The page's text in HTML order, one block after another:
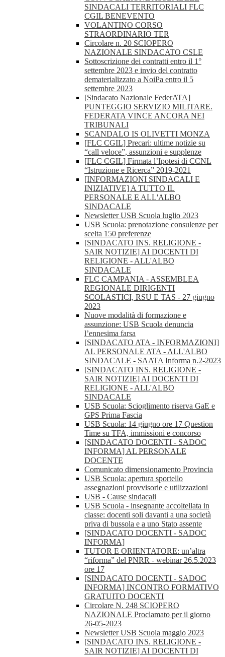
SINDACALI TERRITORIALI FLC
CGIL BENEVENTO
VOLANTINO CORSO
STRAORDINARIO TER
Circolare n. 20 SCIOPERO
NAZIONALE SINDACATO CSLE
Sottoscrizione dei contratti entro il 1°
settembre 2023 e invio del contratto
dematerializzato a NoiPa entro il 5
settembre 2023
[Sindacato Nazionale FederATA]
PUNTEGGIO SERVIZIO MILITARE.
FEDERATA VINCE ANCORA NEI
TRIBUNALI
SCANDALO IS OLIVETTI MONZA
[FLC CGIL] Precari: ultime notizie su
“call veloce”, assunzioni e supplenze
[FLC CGIL] Firmata l’Ipotesi di CCNL
“Istruzione e Ricerca” 2019-2021
[INFORMAZIONI SINDACALI E
INIZIATIVE] A TUTTO IL
PERSONALE E ALL'ALBO
SINDACALE
Newsletter USB Scuola luglio 2023
USB Scuola: prenotazione consulenze per
scelta 150 preferenze
[SINDACATO INS. RELIGIONE -
SAIR NOTIZIE] AI DOCENTI DI
RELIGIONE - ALL'ALBO
SINDACALE
FLC CAMPANIA - ASSEMBLEA
REGIONALE DIRIGENTI
SCOLASTICI, RSU E TAS - 27 giugno
2023
Nuove modalità di formazione e
assunzione: USB Scuola denuncia
l’ennesima farsa
[SINDACATO ATA - INFORMAZIONI]
AL PERSONALE ATA - ALL'ALBO
SINDACALE - SAATA Informa n.2-2023
[SINDACATO INS. RELIGIONE -
SAIR NOTIZIE] AI DOCENTI DI
RELIGIONE - ALL'ALBO
SINDACALE
USB Scuola: Scioglimento riserva GaE e
GPS Prima Fascia
USB Scuola: 14 giugno ore 17 Question
Time su TFA, immissioni e concorso
[SINDACATO DOCENTI - SADOC
INFORMA] AL PERSONALE
DOCENTE
Comunicato dimensionamento Provincia
USB Scuola: apertura sportello
assegnazioni provvisorie e utilizzazioni
USB - Cause sindacali
USB Scuola - insegnante accoltellata in
classe: docenti soli davanti a una società
priva di bussola e a uno Stato assente
[SINDACATO DOCENTI - SADOC
INFORMA]
TUTOR E ORIENTATORE: un’altra
“riforma” del PNRR - webinar 26.5.2023
ore 17
[SINDACATO DOCENTI - SADOC
INFORMA] INCONTRO FORMATIVO
GRATUITO DOCENTI
Circolare N. 248 SCIOPERO
NAZIONALE Proclamato per il giorno
26-05-2023
Newsletter USB Scuola maggio 2023
[SINDACATO INS. RELIGIONE -
SAIR NOTIZIE] AI DOCENTI DI